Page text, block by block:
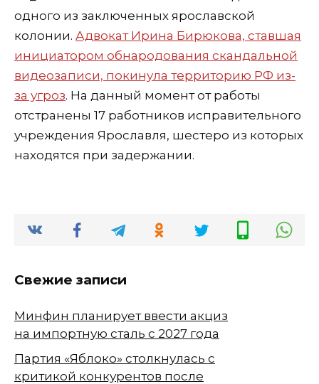
одного из заключенных ярославской
колонии. Адвокат Ирина Бирюкова, ставшая
инициатором обнародования скандальной
видеозаписи, покинула территорию РФ из-
за угроз. На данный момент от работы
отстранены 17 работников исправительного
учреждения Ярославля, шестеро из которых
находятся при задержании.
Свежие записи
Минфин планирует ввести акциз
на импортную сталь с 2027 года
Партия «Яблоко» столкнулась с
критикой конкурентов после